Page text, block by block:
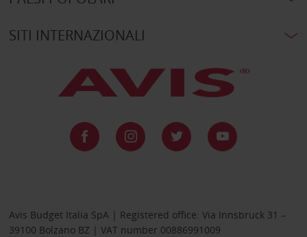
SITI INTERNAZIONALI
Avis Budget Italia SpA | Registered office: Via Innsbruck 31 –
39100 Bolzano BZ | VAT number 00886991009